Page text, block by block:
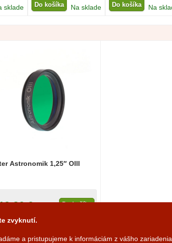
sklade Do košíka Na sklade Do košíka Na
Astronomik 1,25″ OIII
€ Do košíka
zvyknutí.
a pristupujeme k informáciám z vášho